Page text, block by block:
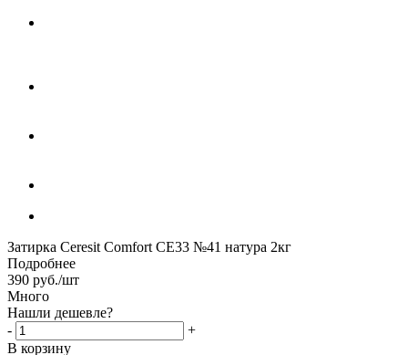
Затирка Ceresit Comfort CE33 №41 натура 2кг
Подробнее
390 руб./шт
Много
Нашли дешевле?
-
+
В корзину